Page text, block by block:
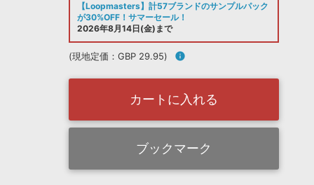
【Loopmasters】計57ブランドのサンプルパック
が30%OFF！サマーセール！
2026年8月14日(金)まで
(現地定価：GBP 29.95) info
カートに入れる
ブックマーク